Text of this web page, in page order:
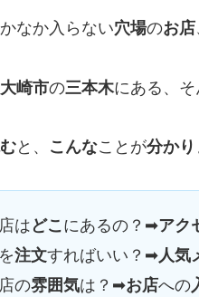
なか入らない穴場のお店、
大崎市の三本木にある、
と、 こんなことが分かり
はどこにあるの？➡アク
注文すればいい？➡人気
の雰囲気は？➡お店への